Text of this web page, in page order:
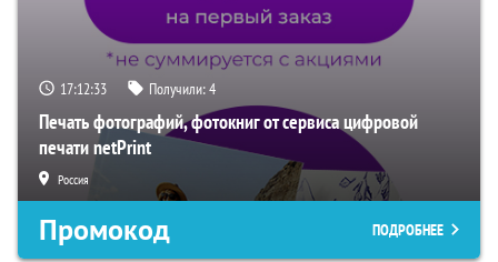
17:12:32 Получили:4
Печать фотографий, фотокниг от сервиса цифровой
печати netPrint
Россия
Промокод ПОДРОБНЕЕ